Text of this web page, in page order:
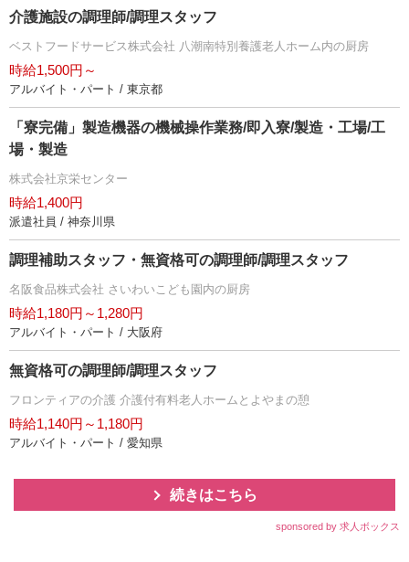
介護施設の調理師/調理スタッフ
ベストフードサービス株式会社 八潮南特別養護老人ホーム内の厨房
時給1,500円～
アルバイト・パート / 東京都
「寮完備」製造機器の機械操作業務/即入寮/製造・工場/工
場・製造
株式会社京栄センター
時給1,400円
派遣社員 / 神奈川県
調理補助スタッフ・無資格可の調理師/調理スタッフ
名阪食品株式会社 さいわいこども園内の厨房
時給1,180円～1,280円
アルバイト・パート / 大阪府
無資格可の調理師/調理スタッフ
フロンティアの介護 介護付有料老人ホームとよやまの憩
時給1,140円～1,180円
アルバイト・パート / 愛知県
続きはこちら
sponsored by 求人ボックス